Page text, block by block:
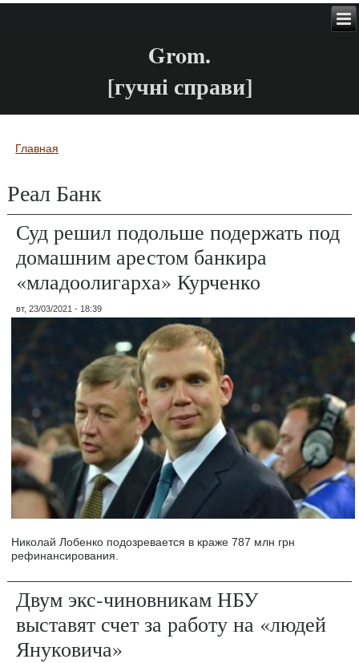
Grom.
[гучні справи]
Вы здесь
Главная
Реал Банк
Суд решил подольше подержать под
домашним арестом банкира
«младоолигарха» Курченко
вт, 23/03/2021 - 18:39
Николай Лобенко подозревается в краже 787 млн грн
рефинансирования.
Двум экс-чиновникам НБУ
выставят счет за работу на «людей
Януковича»